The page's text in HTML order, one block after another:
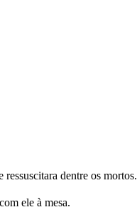
ressuscitara dentre os mortos.
ele à mesa.